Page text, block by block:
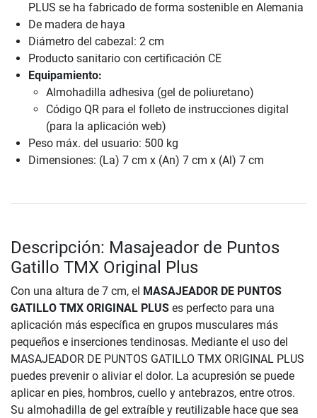
PLUS se ha fabricado de forma sostenible en Alemania
De madera de haya
Diámetro del cabezal: 2 cm
Producto sanitario con certificación CE
Equipamiento:
Almohadilla adhesiva (gel de poliuretano)
Código QR para el folleto de instrucciones digital
(para la aplicación web)
Peso máx. del usuario: 500 kg
Dimensiones: (La) 7 cm x (An) 7 cm x (Al) 7 cm
Descripción: Masajeador de Puntos
Gatillo TMX Original Plus
Con una altura de 7 cm, el MASAJEADOR DE PUNTOS
GATILLO TMX ORIGINAL PLUS es perfecto para una
aplicación más específica en grupos musculares más
pequeños e inserciones tendinosas. Mediante el uso del
MASAJEADOR DE PUNTOS GATILLO TMX ORIGINAL PLUS
puedes prevenir o aliviar el dolor. La acupresión se puede
aplicar en pies, hombros, cuello y antebrazos, entre otros.
Su almohadilla de gel extraíble y reutilizable hace que sea